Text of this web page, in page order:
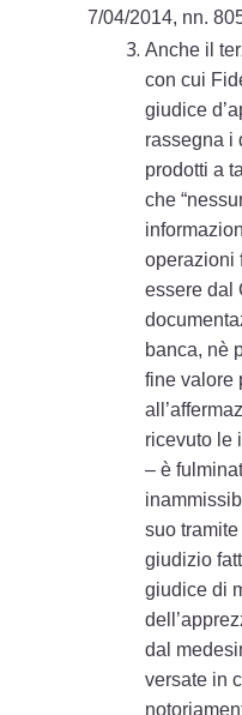
7/04/2014, nn.
Anche il
con cui
giudice
rassegna i
prodotti a
che
operazioni
essere dal
banca, nè
fine valore
ricevuto le
– è
suo
giudizio
giudice di
dal
versate in